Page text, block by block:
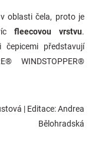
oblasti čela, proto je
fleecovou vrstvu.
čepicemi představují
WINDSTOPPER®
| Editace: Andrea
Bělohradská